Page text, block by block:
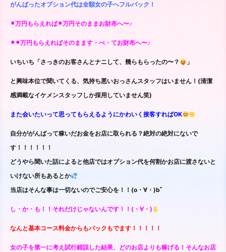
がんばったオプション代は全額女の子へフルバック！
⚫︎万円もらえれば⚫︎万円そのままお財布へ〜♪
⚫︎⚫︎万円もらえればそのまます・べ・てお財布へ〜♪
いちいち「さっきのお客さんとナニして、幾らもらったの〜？ 」
と興味本位で聞いてくる、気持ち悪いおっさんスタッフはいません！(清潔
感満載なイケメンスタッフしか採用していません笑)
また会いたいって思ってもらえるようにかわいく接客すればOK
自分ががんばって稼いだお金をお店に取られる？絶対の絶対にないで
す！！！！！！
どうやら聞いた話によると他店ではオプション代を何割かお店に渡さないと
いけない所もあるとか
当店はそんな事は一切ないのでご安心を！！(o・∀・)bﾞ
し・か・も！！それだけじゃないんです！！(・∀・)
なんと基本コース料金からもバックもでます！！！！！
女の子を第一に考え試行錯誤した結果、どのお店よりも稼げる！そんなお店